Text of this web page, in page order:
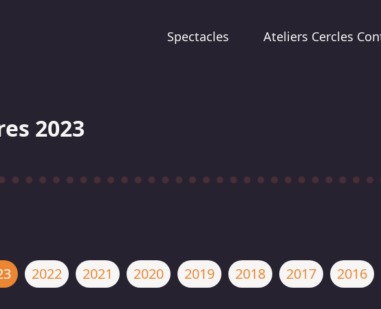
Spectacles Ateliers Cercles
2023
2022 2021 2020 2019 2018 2017
2016